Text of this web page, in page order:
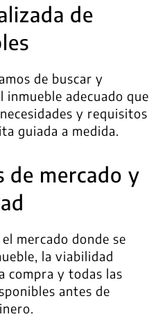
de
de buscar y
inmueble adecuado que
y requisitos
guiada a medida.
de mercado y
mercado donde se
la viabilidad
compra y todas las
antes de